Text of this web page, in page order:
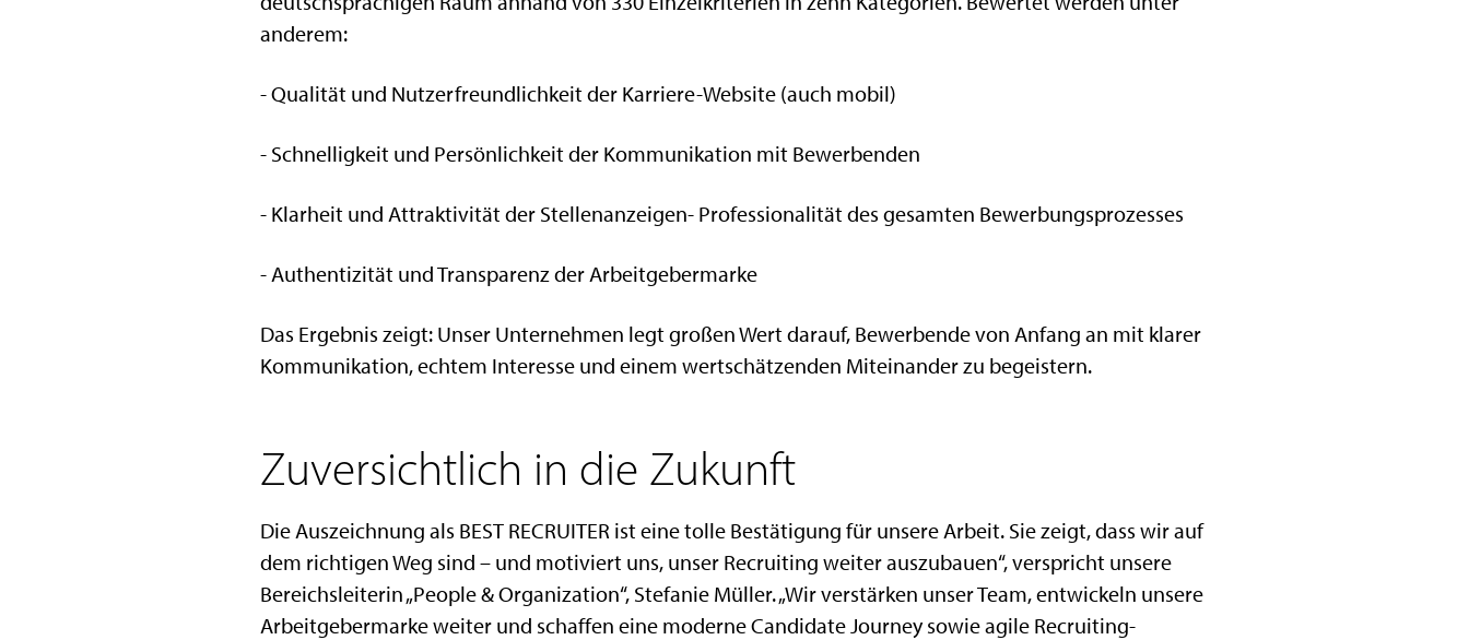
anderem:
- Qualität und Nutzerfreundlichkeit der Karriere-Website (auch mobil)
- Schnelligkeit und Persönlichkeit der Kommunikation mit Bewerbenden
- Klarheit und Attraktivität der Stellenanzeigen- Professionalität des gesamten Bewerbungsprozesses
- Authentizität und Transparenz der Arbeitgebermarke
Das Ergebnis zeigt: Unser Unternehmen legt großen Wert darauf, Bewerbende von Anfang an mit klarer
Kommunikation, echtem Interesse und einem wertschätzenden Miteinander zu begeistern.
Zuversichtlich in die Zukunft
Die Auszeichnung als BEST RECRUITER ist eine tolle Bestätigung für unsere Arbeit. Sie zeigt, dass wir auf
dem richtigen Weg sind – und motiviert uns, unser Recruiting weiter auszubauen“, verspricht unsere
Bereichsleiterin „People & Organization“, Stefanie Müller. „Wir verstärken unser Team, entwickeln unsere
Arbeitgebermarke weiter und schaffen eine moderne Candidate Journey sowie agile Recruiting-